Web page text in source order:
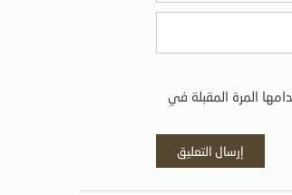
المرة المقبلة في